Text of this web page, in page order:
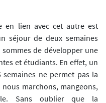
en lien avec cet autre est
séjour de deux semaines
de développer une
et étudiants. En effet, un
ne permet pas la
marchons, mangeons,
Sans oublier que la